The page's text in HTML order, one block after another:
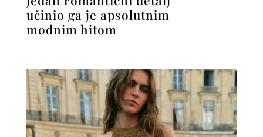
učinio ga je apsolutnim
modnim hitom